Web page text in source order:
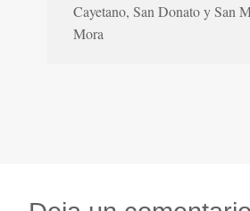
Cayetano, San Donato y San
Mora